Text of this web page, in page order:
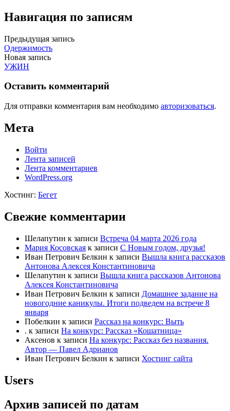
Навигация по записям
Предыдущая запись
Одержимость
Новая запись
УЖИН
Оставить комментарий
Для отправки комментария вам необходимо авторизоваться.
Мета
Войти
Лента записей
Лента комментариев
WordPress.org
Хостинг: Бегет
Свежие комментарии
Шелапутин к записи Встреча 04 марта 2026 года
Мария Косовская к записи С Новым годом, друзья!
Иван Петрович Белкин к записи Вышла книга рассказов
Антонова Алексея Константиновича
Шелапутин к записи Вышла книга рассказов Антонова
Алексея Константиновича
Иван Петрович Белкин к записи Домашнее задание на
новогодние каникулы. Итоги подведем на встрече 8
января
Побелкин к записи Рассказ на конкурс: Выть
. к записи На конкурс: Рассказ «Кошатница»
Аксенов к записи На конкурс: Рассказ без названия.
Автор — Павел Адрианов
Иван Петрович Белкин к записи Хостинг сайта
Users
Архив записей по датам